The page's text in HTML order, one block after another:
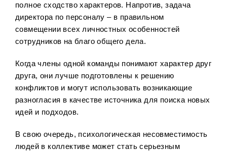
полное сходство характеров. Напротив, задача
директора по персоналу – в правильном
совмещении всех личностных особенностей
сотрудников на благо общего дела.
Когда члены одной команды понимают характер друг
друга, они лучше подготовлены к решению
конфликтов и могут использовать возникающие
разногласия в качестве источника для поиска новых
идей и подходов.
В свою очередь, психологическая несовместимость
людей в коллективе может стать серьезным